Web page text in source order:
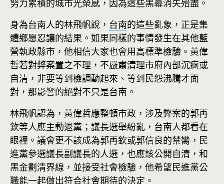
努力累積的城市光榮感，因為這些黑幕消失殆盡。
身為台南人的林飛帆說， 台南的這些亂象，正是集
體鄉愿忍讓的結果。如果同樣的事情發生在其他藍
營執政縣市，他相信大家也會用高標準檢驗。黃偉
哲若對弊案置之不理，不嚴肅清理市府內部沉痾或
自清，非要等到檢調動起來、等到民怨沸騰才面
對，那影響的絕對不只是台南 。
林飛帆認為，黃偉哲應整頓市政，涉及弊案的郭再
欽等人應主動退黨；議長選舉紛亂， 台南人都看在
眼裡。議會更不該成為郭再欽或郭信良的禁臠，民
進黨參選議長副議長的人選，也應該公開自清，和
黑金劃清界線，並接受社會檢驗，他希望民進黨公
職能一起做出符合社會期待的決定。